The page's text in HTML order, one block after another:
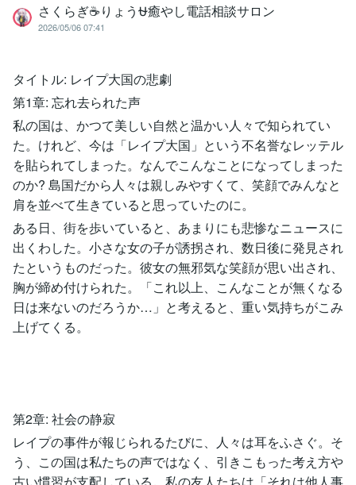
さくらぎ☕りょう⛎癒やし電話相談サロン
2026/05/06 07:41
タイトル: レイプ大国の悲劇
第1章: 忘れ去られた声
私の国は、かつて美しい自然と温かい人々で知られてい
た。けれど、今は「レイプ大国」という不名誉なレッテル
を貼られてしまった。なんでこんなことになってしまった
のか? 島国だから人々は親しみやすくて、笑顔でみんなと
肩を並べて生きていると思っていたのに。
ある日、街を歩いていると、あまりにも悲惨なニュースに
出くわした。小さな女の子が誘拐され、数日後に発見され
たというものだった。彼女の無邪気な笑顔が思い出され、
胸が締め付けられた。「これ以上、こんなことが無くなる
日は来ないのだろうか…」と考えると、重い気持ちがこみ
上げてくる。
第2章: 社会の静寂
レイプの事件が報じられるたびに、人々は耳をふさぐ。そ
う、この国は私たちの声ではなく、引きこもった考え方や
古い慣習が支配している。私の友人たちは「それは他人事